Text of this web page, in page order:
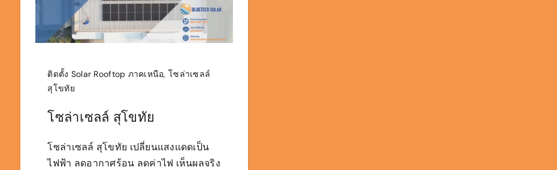
ติดตั้ง Solar Rooftop ภาคเหนือ,โซล่าเซลล์
สุโขทัย
โซล่าเซลล์ สุโขทัย
โซล่าเซลล์ สุโขทัย เปลี่ยนแสงแดดเป็น
ไฟฟ้า ลดอากาศร้อน ลดค่าไฟ เห็นผลจริง